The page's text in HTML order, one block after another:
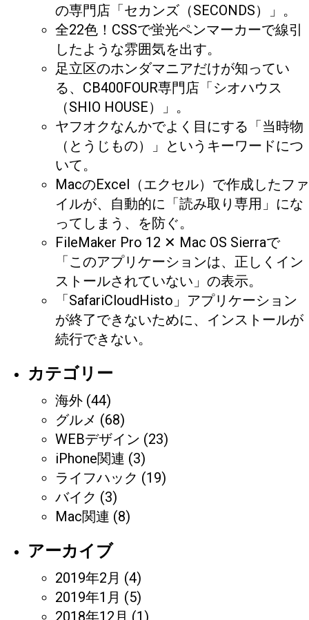
の専門店「セカンズ（SECONDS）」。
全22色！CSSで蛍光ペンマーカーで線引
したような雰囲気を出す。
足立区のホンダマニアだけが知ってい
る、CB400FOUR専門店「シオハウス
（SHIO HOUSE）」。
ヤフオクなんかでよく目にする「当時物
（とうじもの）」というキーワードにつ
いて。
MacのExcel（エクセル）で作成したファ
イルが、自動的に「読み取り専用」にな
ってしまう、を防ぐ。
FileMaker Pro 12 ✕ Mac OS Sierraで
「このアプリケーションは、正しくイン
ストールされていない」の表示。
「SafariCloudHisto」アプリケーション
が終了できないために、インストールが
続行できない。
カテゴリー
海外 (44)
グルメ (68)
WEBデザイン (23)
iPhone関連 (3)
ライフハック (19)
バイク (3)
Mac関連 (8)
アーカイブ
2019年2月 (4)
2019年1月 (5)
2018年12月 (1)